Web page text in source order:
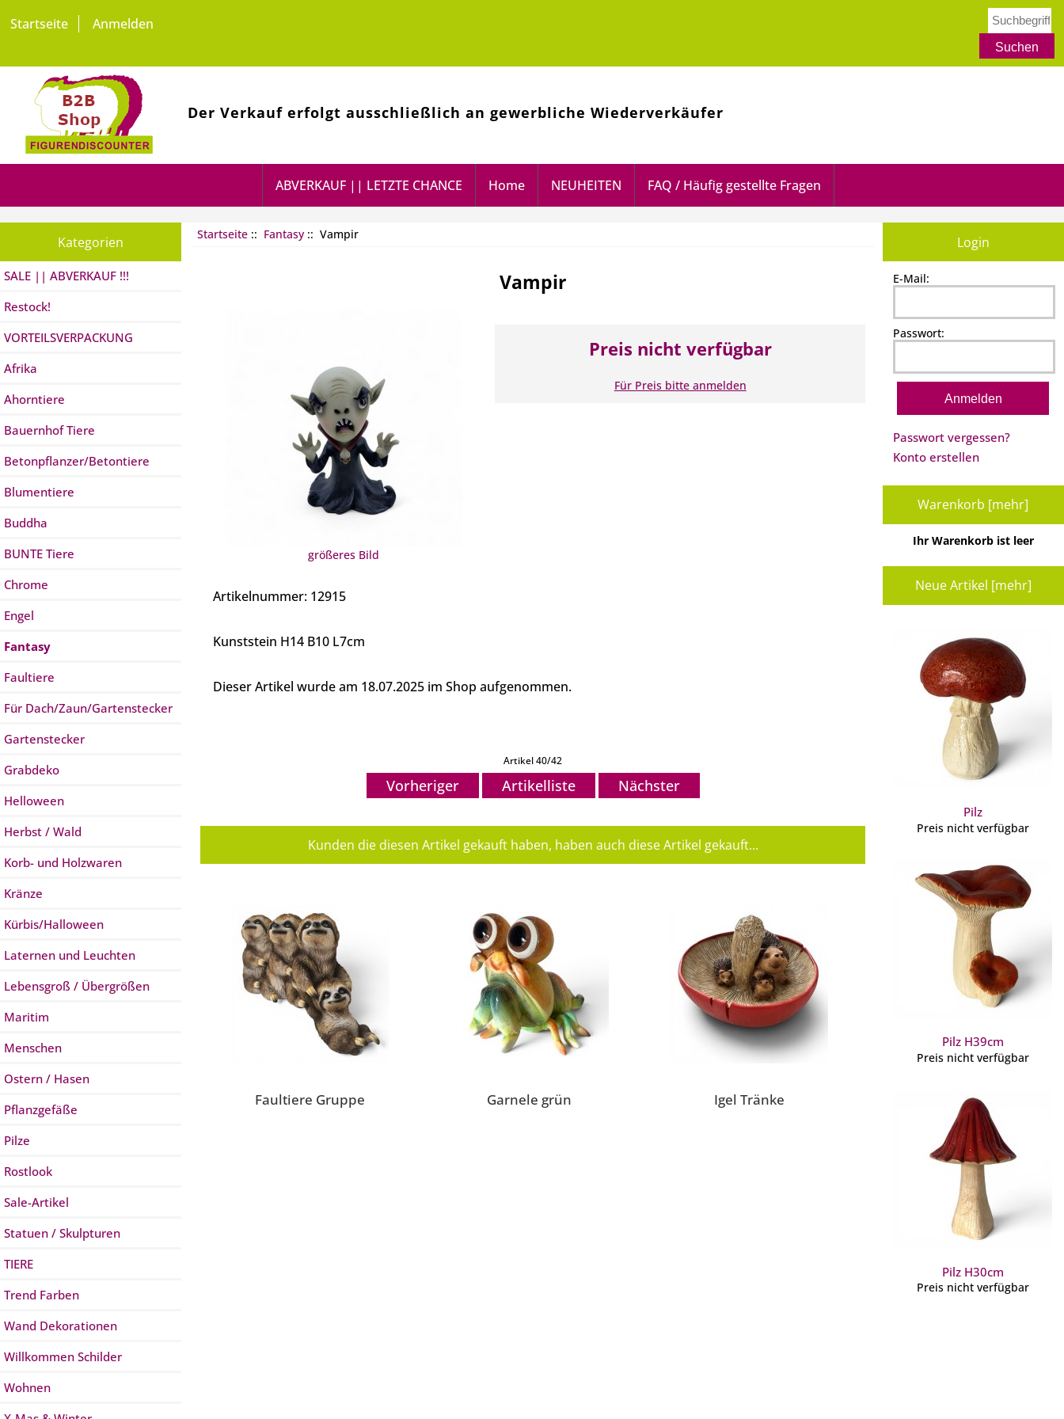
Startseite Anmelden
Der Verkauf erfolgt ausschließlich an gewerbliche Wiederverkäufer
ABVERKAUF || LETZTE CHANCE Home NEUHEITEN FAQ / Häufig gestellte Fragen
Kategorien
SALE || ABVERKAUF !!!
Restock!
VORTEILSVERPACKUNG
Afrika
Ahorntiere
Bauernhof Tiere
Betonpflanzer/Betontiere
Blumentiere
Buddha
BUNTE Tiere
Chrome
Engel
Fantasy
Faultiere
Für Dach/Zaun/Gartenstecker
Gartenstecker
Grabdeko
Helloween
Herbst / Wald
Korb- und Holzwaren
Kränze
Kürbis/Halloween
Laternen und Leuchten
Lebensgroß / Übergrößen
Maritim
Menschen
Ostern / Hasen
Pflanzgefäße
Pilze
Rostlook
Sale-Artikel
Statuen / Skulpturen
TIERE
Trend Farben
Wand Dekorationen
Willkommen Schilder
Wohnen
Startseite:: Fantasy:: Vampir
Vampir
größeres Bild
Preis nicht verfügbar
Für Preis bitte anmelden
Artikelnummer: 12915
Kunststein H14 B10 L7cm
Dieser Artikel wurde am 18.07.2025 im Shop aufgenommen.
Artikel 40/42
Vorheriger Artikelliste Nächster
Kunden die diesen Artikel gekauft haben, haben auch diese Artikel gekauft...
Faultiere Gruppe Garnele grün Igel Tränke
Login
E-Mail:
Passwort:
Passwort vergessen?
Konto erstellen
Warenkorb [mehr]
Ihr Warenkorb ist leer
Neue Artikel [mehr]
Pilz
Preis nicht verfügbar
Pilz H39cm
Preis nicht verfügbar
Pilz H30cm
Preis nicht verfügbar